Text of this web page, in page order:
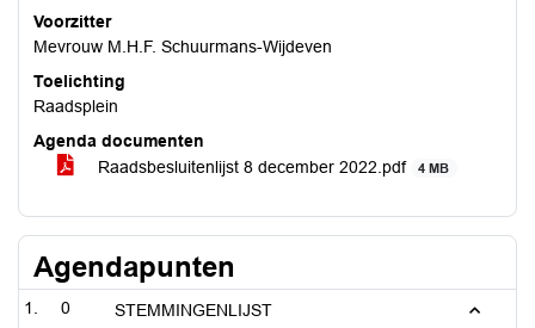
Voorzitter
Mevrouw M.H.F. Schuurmans-Wijdeven
Toelichting
Raadsplein
Agenda documenten
Raadsbesluitenlijst 8 december 2022.pdf
4 MB
Agendapunten
0 STEMMINGENLIJST